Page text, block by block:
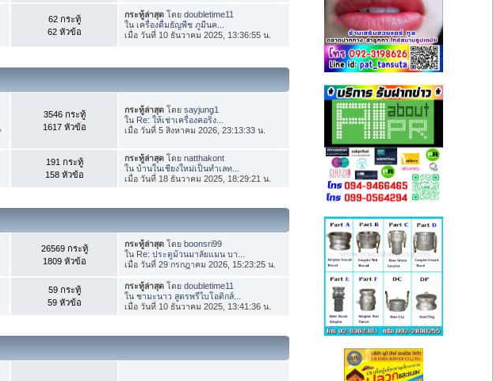
62 กระทู้
62 หัวข้อ
กระทู้ล่าสุด โดยdoubletime11
ในเครื่องดื่มธัญพืช ภูมีนค...
เมื่อ วันที่ 10 ธันวาคม 2025, 13:36:55 น.
3546 กระทู้
1617 หัวข้อ
กระทู้ล่าสุด โดยsayjung1
ใน Re: ให้เช่าเครื่องคอริ่ง...
เมื่อ วันที่ 5 สิงหาคม 2026, 23:13:33 น.
191 กระทู้
158 หัวข้อ
กระทู้ล่าสุด โดยnatthakont
ในบ้านในเชียงใหม่เป็นทำเลท...
เมื่อ วันที่ 18 ธันวาคม 2025, 18:29:21 น.
26569 กระทู้
1809 หัวข้อ
กระทู้ล่าสุด โดยboonsri99
ใน Re: ประตูม้วนมาลัยแมน บา...
เมื่อ วันที่ 29 กรกฎาคม 2026, 15:23:25 น.
59 กระทู้
59 หัวข้อ
กระทู้ล่าสุด โดยdoubletime11
ในชามะนาว สูตรพรีไบโอติกส์...
เมื่อ วันที่ 10 ธันวาคม 2025, 13:41:36 น.